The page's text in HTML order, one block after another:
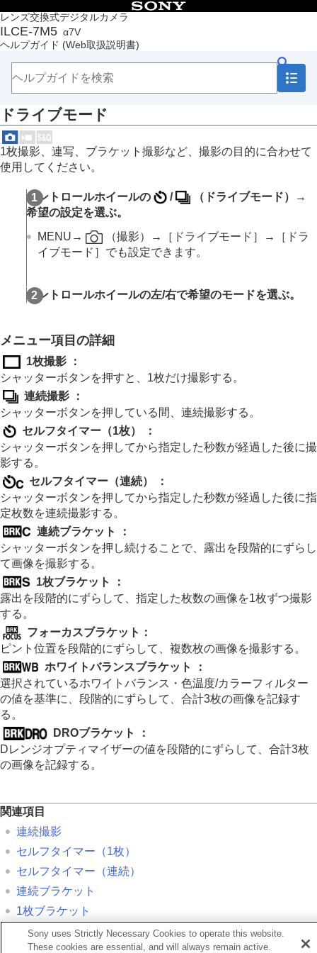
レンズ交換式デジタルカメラ
ILCE-7M5 α7V
ヘルプガイド (Web取扱説明書)
目次
トップページ
ヘルプガイドの使いかた
本体と付属品を確認する
本機の基本操作
準備/基本的な撮影
MENU一覧から機能を探す
撮影機能を活用する
この章の目次
自分撮り動画やVlog撮影に便利な機能
フォーカス（ピント）を合わせる
被写体認識AF
フォーカス機能を使う
露出/測光を調整する
ホワイトバランス
ドライブモードを使う（連写/セルフタイマー）
ドライブモード限定
連続撮影
連続撮影の速度
連写速度ブースト
プリ撮影設定
撮影時セレクション/メモ
セルフタイマー（1枚）
連続ブラケット
1枚ブラケット
ブラケット撮影時のインジケーター
フォーカスブラケット
ホワイトバランスブラケット
DROブラケット
ブラケット設定
セルフタイマー （動画）
より高画質の静止画を撮影する
画質や記録形式を設定する
タッチ機能を使う
シャッターの設定
ズームする
フラッシュを使う
レンズ補正（静止画/動画）
ノイズリダクション
撮影中の画面表示を設定する
画像と音声をライブ配信する
再生する
カメラの設定を変更する
スマートフォンでできること
クラウドサービスを利用する
故障かな？と思ったら
ドライブモード
1枚撮影、連写、ブラケット撮影など、撮影の目的に合わせて
使用してください。
コントロールホイールの / （ ドライブモード）→
希望の設定を選ぶ。
MENU → （撮影）→ ［ドライブモード］ →
［ドラ
イブモード］ でも設定できます。
コントロールホイールの左/右で希望のモードを選ぶ。
メニュー項目の詳細
1枚撮影
：
シャッターボタンを押すと、1枚だけ撮影する。
連続撮影
：
シャッターボタンを押している間、連続撮影する。
セルフタイマー（1枚）
：
シャッターボタンを押してから指定した秒数が経過した後に撮
影する。
セルフタイマー（連続）
：
シャッターボタンを押してから指定した秒数が経過した後に指
定枚数を連続撮影する。
連続ブラケット
：
シャッターボタンを押し続けることで、露出を段階的にずらし
て画像を撮影する。
1枚ブラケット
：
露出を段階的にずらして、指定した枚数の画像を1枚ずつ撮影
する。
フォーカスブラケット：
ピント位置を段階的にずらして、複数枚の画像を撮影する。
ホワイトバランスブラケット
：
選択されているホワイトバランス・色温度/カラーフィルター
の値を基準に、段階的にずらして、合計3枚の画像を記録す
る。
DROブラケット
：
Dレンジオプティマイザーの値を段階的にずらして、合計3枚
の画像を記録する。
関連項目
連続撮影
セルフタイマー（1枚）
セルフタイマー（連続）
連続ブラケット
1枚ブラケット
フォーカスブラケット
ホワイトバランスブラケット
Sony uses Strictly Necessary Cookies to operate this website.
These cookies are essential, and will always remain active.